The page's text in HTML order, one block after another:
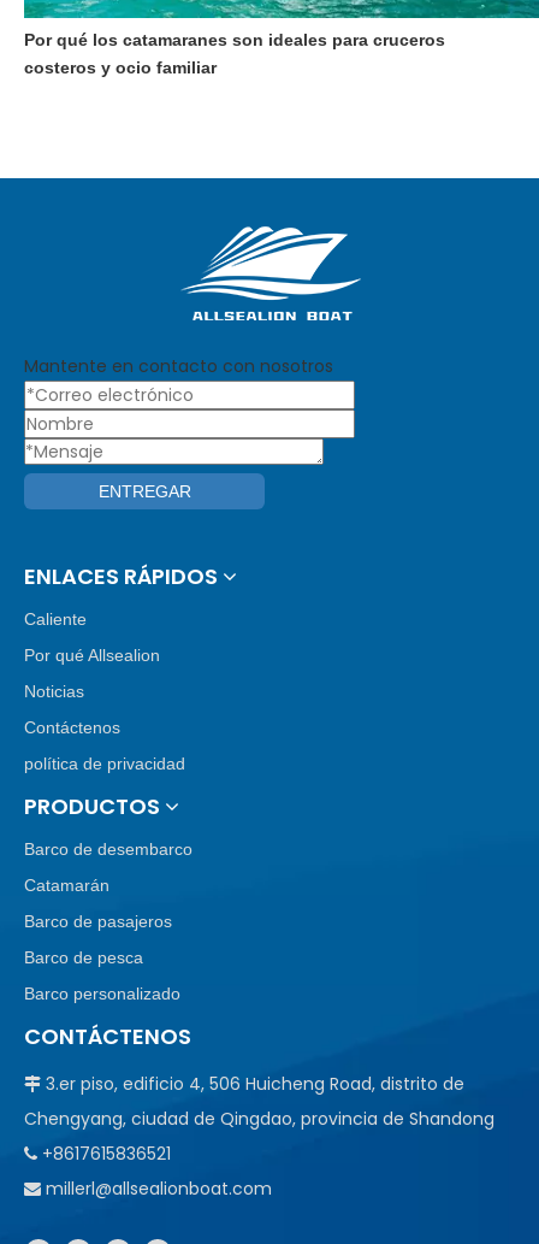
Por qué los catamaranes son ideales para cruceros
costeros y ocio familiar
Mantente en contacto con nosotros
ENTREGAR
ENLACES RÁPIDOS
Caliente
Por qué Allsealion
Noticias
Contáctenos
política de privacidad
PRODUCTOS
Barco de desembarco
Catamarán
Barco de pasajeros
Barco de pesca
Barco personalizado
CONTÁCTENOS
 3.er piso, edificio 4, 506 Huicheng Road, distrito de
Chengyang, ciudad de Qingdao, provincia de Shandong
 +8617615836521
 millerl@allsealionboat.com